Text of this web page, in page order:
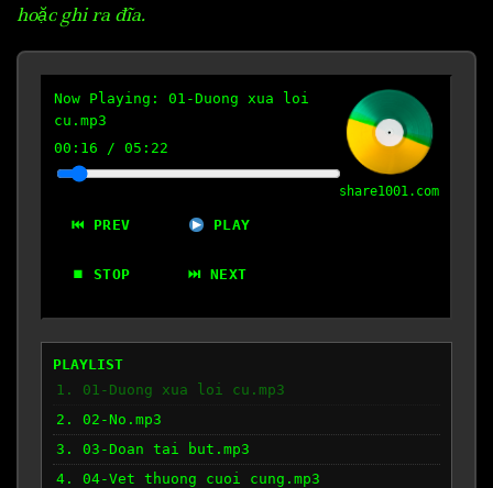
hoặc ghi ra đĩa.
Now Playing: 01-Duong xua loi
cu.mp3
00:17 / 05:22
⏮ PREV PLAY
⏹ STOP ⏭ NEXT
share1001.com
PLAYLIST
1. 01-Duong xua loi cu.mp3
2. 02-No.mp3
3. 03-Doan tai but.mp3
4. 04-Vet thuong cuoi cung.mp3